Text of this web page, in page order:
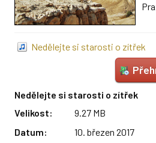
Nedělejte si starosti o zítřek
Nedělejte si starosti o zítřek
Velikost:
9.27 MB
Datum:
10. březen 2017